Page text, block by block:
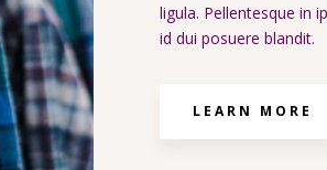
ligula. Pellentesque in
id dui posuere blandit.
LEARN MORE